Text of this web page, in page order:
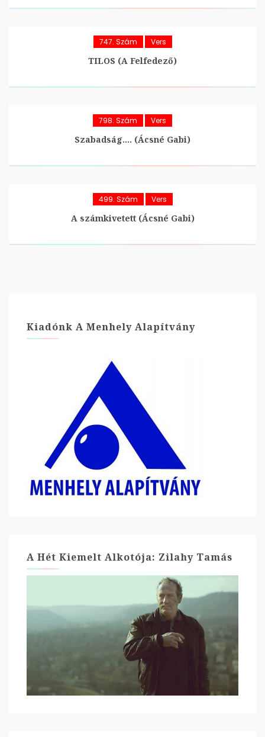
747. Szám Vers
TILOS (A Felfedező)
798. Szám Vers
Szabadság…. (Ácsné Gabi)
499. Szám Vers
A számkivetett (Ácsné Gabi)
Kiadónk A Menhely Alapítvány
A Hét Kiemelt Alkotója: Zilahy Tamás